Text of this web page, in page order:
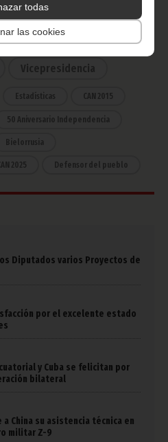
todas
las cookies
Presidencia
Vicepresidencia
Estadísticas CAN 2015
50 Aniversario Independencia
Bielorrusia
2025 Defensor del pueblo
Diputados varios Proyectos de
por el excelente estado
y Cuba se felicitan por
bilateral
China su asistencia técnica en
militar Z-9